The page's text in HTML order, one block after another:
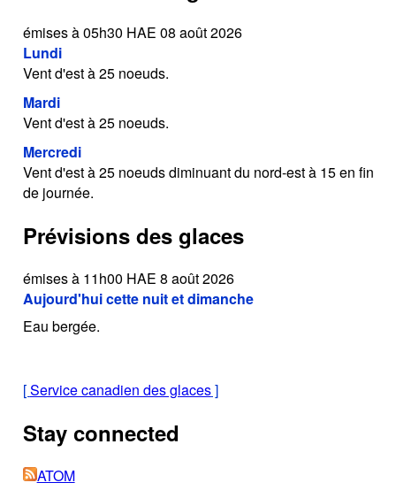
émises à 05h30 HAE 08 août 2026
Lundi
Vent d'est à 25 noeuds.
Mardi
Vent d'est à 25 noeuds.
Mercredi
Vent d'est à 25 noeuds diminuant du nord-est à 15 en fin
de journée.
Prévisions des glaces
émises à 11h00 HAE 8 août 2026
Aujourd'hui cette nuit et dimanche
Eau bergée.
[Service canadien des glaces]
Stay connected
ATOM